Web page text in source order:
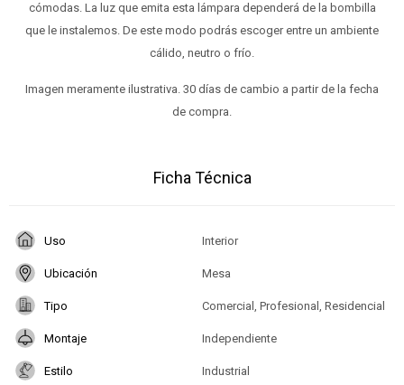
cómodas. La luz que emita esta lámpara dependerá de la bombilla
que le instalemos. De este modo podrás escoger entre un ambiente
cálido, neutro o frío.
Imagen meramente ilustrativa. 30 días de cambio a partir de la fecha
de compra.
Ficha Técnica
Uso Interior
Ubicación Mesa
Tipo Comercial, Profesional, Residencial
Montaje Independiente
Estilo Industrial